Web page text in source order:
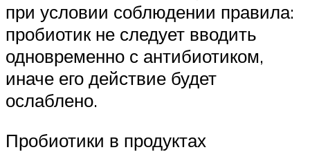
при условии соблюдении правила:
пробиотик не следует вводить
одновременно с антибиотиком,
иначе его действие будет
ослаблено.
Пробиотики в продуктах